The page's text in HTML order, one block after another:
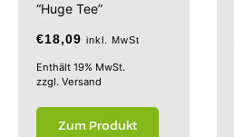
“Huge Tee”
€18,09 inkl. MwSt
Enthält 19% MwSt.
zzgl. Versand
Zum Produkt